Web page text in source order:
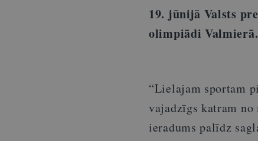
19. jūnijā Valsts
olimpiādi Valmierā.
“Lielajam sportam
vajadzīgs katram
ieradums palīdz